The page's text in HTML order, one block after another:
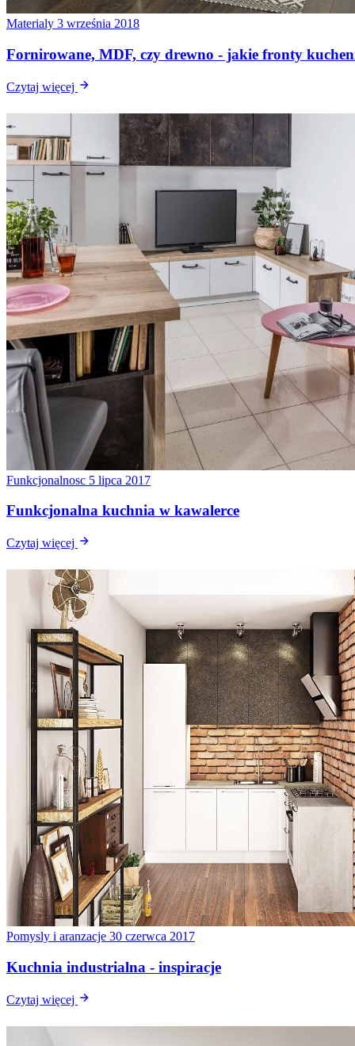
Materialy 3 września 2018
Fornirowane, MDF, czy drewno - jakie fronty
Czytaj więcej
Funkcjonalnosc 5 lipca 2017
Funkcjonalna kuchnia w kawalerce
Czytaj więcej
Pomysly i aranzacje 30 czerwca 2017
Kuchnia industrialna - inspiracje
Czytaj więcej